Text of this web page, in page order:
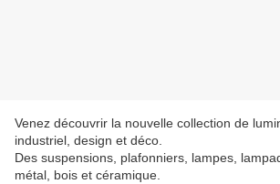
Venez découvrir la nouvelle collection de
industriel, design et déco.
Des suspensions, plafonniers, lampes,
métal, bois et céramique.